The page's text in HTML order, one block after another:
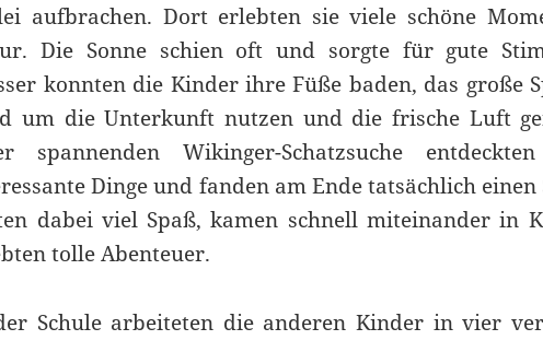
aufbrachen. Dort erlebten sie viele schöne
Die Sonne schien oft und sorgte für gute
konnten die Kinder ihre Füße baden, das große
um die Unterkunft nutzen und die frische Luft
spannenden Wikinger-Schatzsuche
Dinge und fanden am Ende tatsächlich einen
dabei viel Spaß, kamen schnell miteinander in
tolle Abenteuer.
Schule arbeiteten die anderen Kinder in vier